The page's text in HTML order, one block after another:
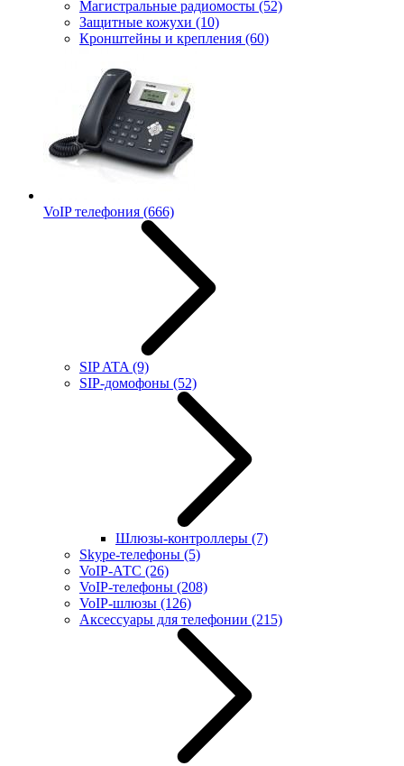
Магистральные радиомосты (52)
Защитные кожухи (10)
Кронштейны и крепления (60)
VoIP телефония (666)
SIP ATA (9)
SIP-домофоны (52)
Шлюзы-контроллеры (7)
Skype-телефоны (5)
VoIP-АТС (26)
VoIP-телефоны (208)
VoIP-шлюзы (126)
Аксессуары для телефонии (215)